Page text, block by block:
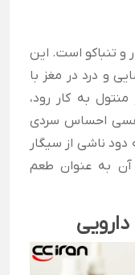
و تنباکو است. این
و درد در مغز با
به کار رود،
احساس سردی
ناشی از سیگار
آن به عنوان طعم